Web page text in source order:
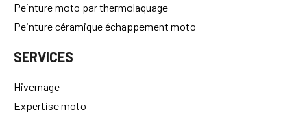
Peinture moto par thermolaquage
Peinture céramique échappement moto
SERVICES
Hivernage
Expertise moto